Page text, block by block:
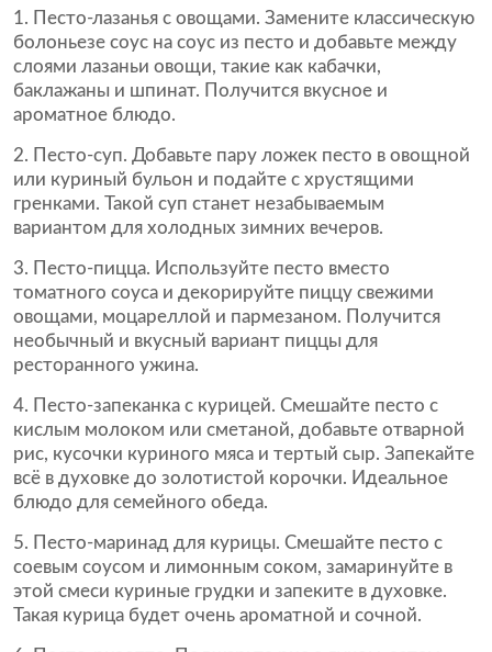
Песто-лазанья с овощами. Замените классическую
болоньезе соус на соус из песто и добавьте между
слоями лазаньи овощи, такие как кабачки,
баклажаны и шпинат. Получится вкусное и
ароматное блюдо.
Песто-суп. Добавьте пару ложек песто в овощной
или куриный бульон и подайте с хрустящими
гренками. Такой суп станет незабываемым
вариантом для холодных зимних вечеров.
Песто-пицца. Используйте песто вместо
томатного соуса и декорируйте пиццу свежими
овощами, моцареллой и пармезаном. Получится
необычный и вкусный вариант пиццы для
ресторанного ужина.
Песто-запеканка с курицей. Смешайте песто с
кислым молоком или сметаной, добавьте отварной
рис, кусочки куриного мяса и тертый сыр. Запекайте
всё в духовке до золотистой корочки. Идеальное
блюдо для семейного обеда.
Песто-маринад для курицы. Смешайте песто с
соевым соусом и лимонным соком, замаринуйте в
этой смеси куриные грудки и запеките в духовке.
Такая курица будет очень ароматной и сочной.